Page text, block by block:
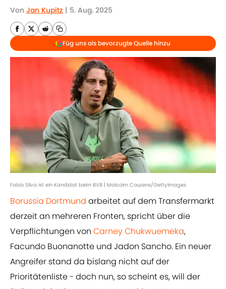
Von Jan Kupitz | 5. Aug. 2025
Füg uns als bevorzugte Quelle hinzu
Fabio Silva ist ein Kandidat beim BVB | Malcolm Couzens/GettyImages
Borussia Dortmund arbeitet auf dem Transfermarkt
derzeit an mehreren Fronten, spricht über die
Verpflichtungen von Carney Chukwuemeka,
Facundo Buonanotte und Jadon Sancho. Ein neuer
Angreifer stand da bislang nicht auf der
Prioritätenliste - doch nun, so scheint es, will der